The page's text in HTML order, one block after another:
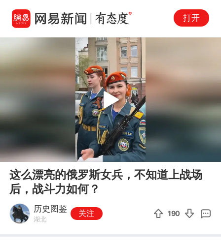
打开
00:00
Play
这么漂亮的俄罗斯女兵，不知道上战场
后，战斗力如何？
历史图鉴
湖北
关注 190